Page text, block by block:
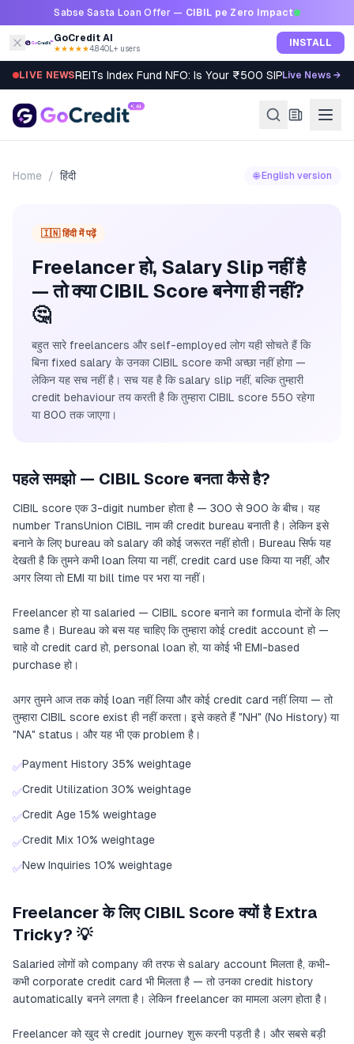
Skip to contentSabse Sasta Loan Offer — CIBIL pe Zero Impact
GoCredit AI
★★★★★4.8·40L+ users INSTALL
LIVE NEWSREITs Index Fund NFO: Is Your ₹500 SIP Worth It?
Live News →
Home / हिंदी 🌐 English version
🇮🇳 हिंदी में पढ़ें
Freelancer हो, Salary Slip नहीं है
— तो क्या CIBIL Score बनेगा ही नहीं?
🤔
बहुत सारे freelancers और self-employed लोग यही सोचते हैं कि
बिना fixed salary के उनका CIBIL score कभी अच्छा नहीं होगा —
लेकिन यह सच नहीं है। सच यह है कि salary slip नहीं, बल्कि तुम्हारी
credit behaviour तय करती है कि तुम्हारा CIBIL score 550 रहेगा
या 800 तक जाएगा।
पहले समझो — CIBIL Score बनता कैसे है?
CIBIL score एक 3-digit number होता है — 300 से 900 के बीच। यह
number TransUnion CIBIL नाम की credit bureau बनाती है। लेकिन इसे
बनाने के लिए bureau को salary की कोई जरूरत नहीं होती। Bureau सिर्फ यह
देखती है कि तुमने कभी loan लिया या नहीं, credit card use किया या नहीं, और
अगर लिया तो EMI या bill time पर भरा या नहीं।
Freelancer हो या salaried — CIBIL score बनाने का formula दोनों के लिए
same है। Bureau को बस यह चाहिए कि तुम्हारा कोई credit account हो —
चाहे वो credit card हो, personal loan हो, या कोई भी EMI-based
purchase हो।
अगर तुमने आज तक कोई loan नहीं लिया और कोई credit card नहीं लिया — तो
तुम्हारा CIBIL score exist ही नहीं करता। इसे कहते हैं "NH" (No History) या
"NA" status। और यह भी एक problem है।
✅Payment History 35% weightage
✅Credit Utilization 30% weightage
✅Credit Age 15% weightage
✅Credit Mix 10% weightage
✅New Inquiries 10% weightage
Freelancer के लिए CIBIL Score क्यों है Extra
Tricky? 💡
Salaried लोगों को company की तरफ से salary account मिलता है, कभी-
कभी corporate credit card भी मिलता है — तो उनका credit history
automatically बनने लगता है। लेकिन freelancer का मामला अलग होता है।
Freelancer को खुद से credit journey शुरू करनी पड़ती है। और सबसे बड़ी